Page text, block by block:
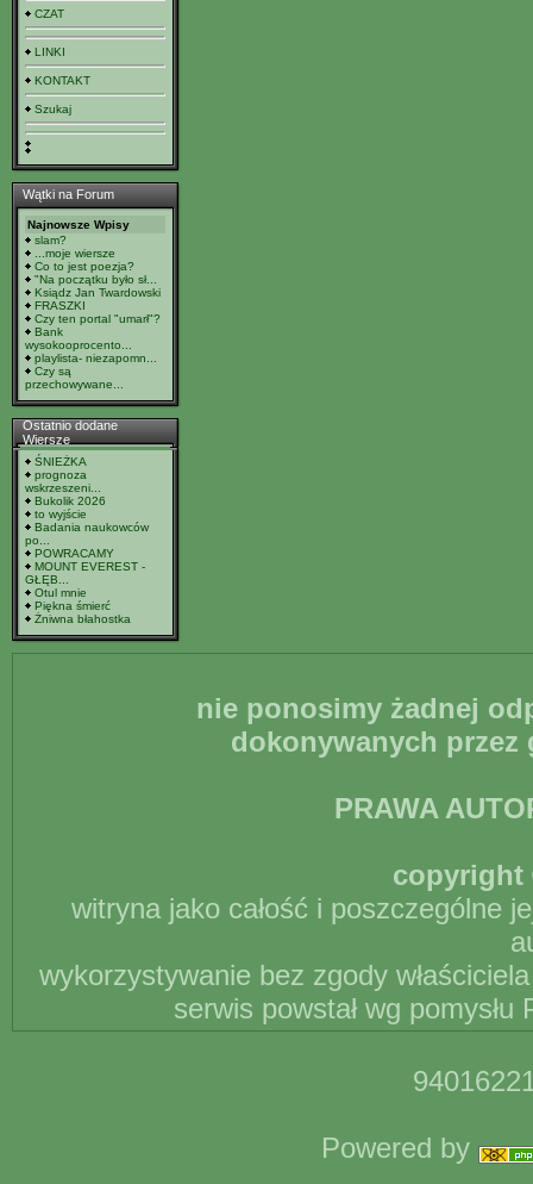
CZAT
LINKI
KONTAKT
Szukaj
Wątki na Forum
Najnowsze Wpisy
slam?
...moje wiersze
Co to jest poezja?
"Na początku było sł...
Ksiądz Jan Twardowski
FRASZKI
Czy ten portal "umarł"?
Bank
wysokooprocento...
playlista- niezapomn...
Czy są
przechowywane...
Ostatnio dodane
Wiersze
ŚNIEŻKA
prognoza
wskrzeszeni...
Bukolik 2026
to wyjście
Badania naukowców
po...
POWRACAMY
MOUNT EVEREST -
GŁĘB...
Otul mnie
Piękna śmierć
Żniwna błahostka
nie ponosimy żadnej
dokonywanych
PRAWA
copyright
witryna jako całość i poszczególne
wykorzystywanie bez zgody
serwis powstał wg
Powered by